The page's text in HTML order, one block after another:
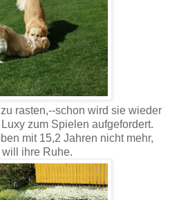
rasten,--schon wird sie wieder
zum Spielen aufgefordert.
mit 15,2 Jahren nicht mehr,
ihre Ruhe.